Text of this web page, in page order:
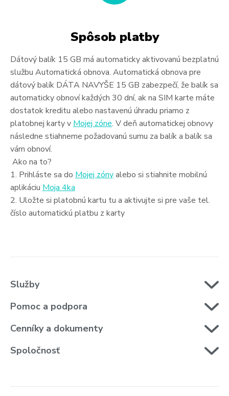
Spôsob platby
Dátový balík 15 GB má automaticky aktivovanú bezplatnú
službu Automatická obnova. Automatická obnova pre
dátový balík DÁTA NAVYŠE 15 GB zabezpečí, že balík sa
automaticky obnoví každých 30 dní, ak na SIM karte máte
dostatok kreditu alebo nastavenú úhradu priamo z
platobnej karty v Mojej zóne. V deň automatickej obnovy
následne stiahneme požadovanú sumu za balík a balík sa
vám obnoví.
Ako na to?
1. Prihláste sa do Mojej zónyalebo si stiahnite mobilnú
aplikáciu Moja 4ka
2. Uložte si platobnú kartu tu a aktivujte si pre vaše tel.
číslo automatickú platbu z karty
Služby
Pomoc a podpora
Cenníky a dokumenty
Spoločnosť